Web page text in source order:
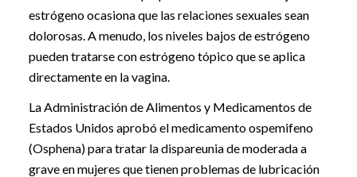
estrógeno ocasiona que las relaciones sexuales sean
dolorosas. A menudo, los niveles bajos de estrógeno
pueden tratarse con estrógeno tópico que se aplica
directamente en la vagina.
La Administración de Alimentos y Medicamentos de
Estados Unidos aprobó el medicamento ospemifeno
(Osphena) para tratar la dispareunia de moderada a
grave en mujeres que tienen problemas de lubricación